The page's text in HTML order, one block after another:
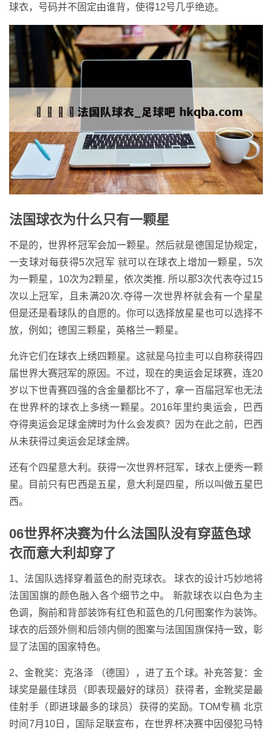
球衣，号码并不固定由谁背，使得12号几乎绝迹。
法国球衣为什么只有一颗星
不是的，世界杯冠军会加一颗星。然后就是德国足协规定，
一支球对每获得5次冠军 就可以在球衣上增加一颗星，5次
为一颗星，10次为2颗星，依次类推. 所以那3次代表夺过15
次以上冠军，且未满20次.夺得一次世界杯就会有一个星星
但是还是看球队的自愿的。你可以选择放星星也可以选择不
放，例如；德国三颗星，英格兰一颗星。
允许它们在球衣上绣四颗星。这就是乌拉圭可以自称获得四
届世界大赛冠军的原因。不过，现在的奥运会足球赛，连20
岁以下世青赛四强的含金量都比不了，拿一百届冠军也无法
在世界杯的球衣上多绣一颗星。2016年里约奥运会，巴西
夺得奥运会足球金牌时为什么会发疯？因为在此之前，巴西
从未获得过奥运会足球金牌。
还有个四星意大利。获得一次世界杯冠军，球衣上便秀一颗
星。目前只有巴西是五星，意大利是四星，所以叫做五星巴
西。
06世界杯决赛为什么法国队没有穿蓝色球
衣而意大利却穿了
1、法国队选择穿着蓝色的耐克球衣。 球衣的设计巧妙地将
法国国旗的颜色融入各个细节之中。 新款球衣以白色为主
色调，胸前和背部装饰有红色和蓝色的几何图案作为装饰。
球衣的后颈外侧和后领内侧的图案与法国国旗保持一致，彰
显了法国的国家特色。
2、金靴奖：克洛泽 （德国），进了五个球。补充答复：金
球奖是最佳球员（即表现最好的球员）获得者，金靴奖是最
佳射手（即进球最多的球员）获得的奖励。TOM专稿 北京
时间7月10日，国际足联宣布，在世界杯决赛中因侵犯马特